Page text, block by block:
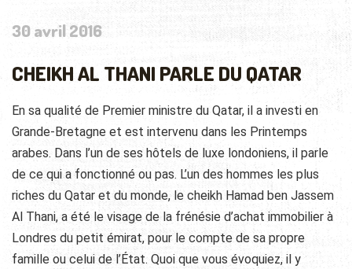
30 avril 2016
CHEIKH AL THANI PARLE DU QATAR
En sa qualité de Premier ministre du Qatar, il a investi en
Grande-Bretagne et est intervenu dans les Printemps
arabes. Dans l’un de ses hôtels de luxe londoniens, il parle
de ce qui a fonctionné ou pas. L’un des hommes les plus
riches du Qatar et du monde, le cheikh Hamad ben Jassem
Al Thani, a été le visage de la frénésie d’achat immobilier à
Londres du petit émirat, pour le compte de sa propre
famille ou celui de l’État. Quoi que vous évoquiez, il y